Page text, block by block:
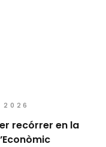
2026
recórrer en la